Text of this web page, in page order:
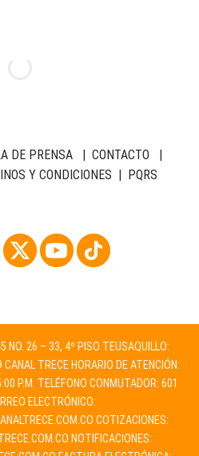
DE PRENSA| CONTACTO |
Y CONDICIONES | PQRS
NO. 26 – 33, 4º PISO TEUSAQUILLO:
TRECE HORARIO DE ATENCIÓN:
P.M. TELÉFONO CONMUTADOR: 601
ELECTRÓNICO:
COTIZACIONES:
NOTIFICACIONES: